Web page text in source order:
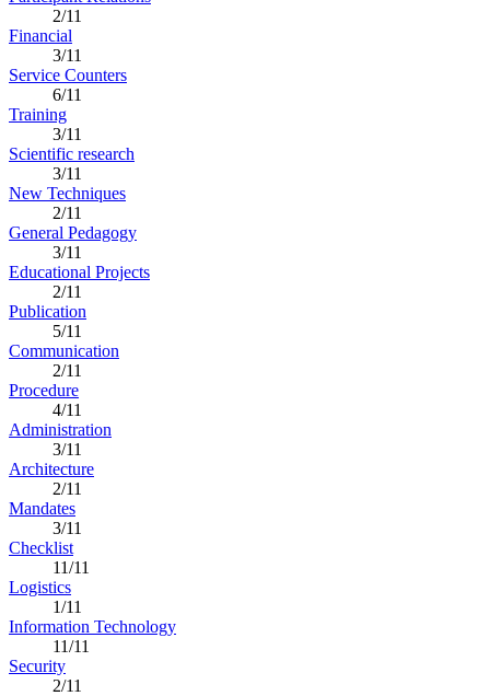
2/11
Financial
3/11
Service Counters
6/11
Training
3/11
Scientific research
3/11
New Techniques
2/11
General Pedagogy
3/11
Educational Projects
2/11
Publication
5/11
Communication
2/11
Procedure
4/11
Administration
3/11
Architecture
2/11
Mandates
3/11
Checklist
11/11
Logistics
1/11
Information Technology
11/11
Security
2/11